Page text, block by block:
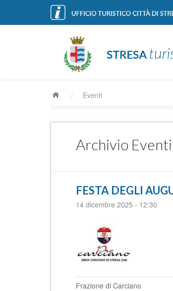
/ Eventi
Archivio Eventi
FESTA DEGLI
14 dicembre 2025 - 12:30
Frazione di